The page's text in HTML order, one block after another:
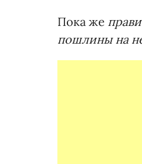
Пока же
пошлины на